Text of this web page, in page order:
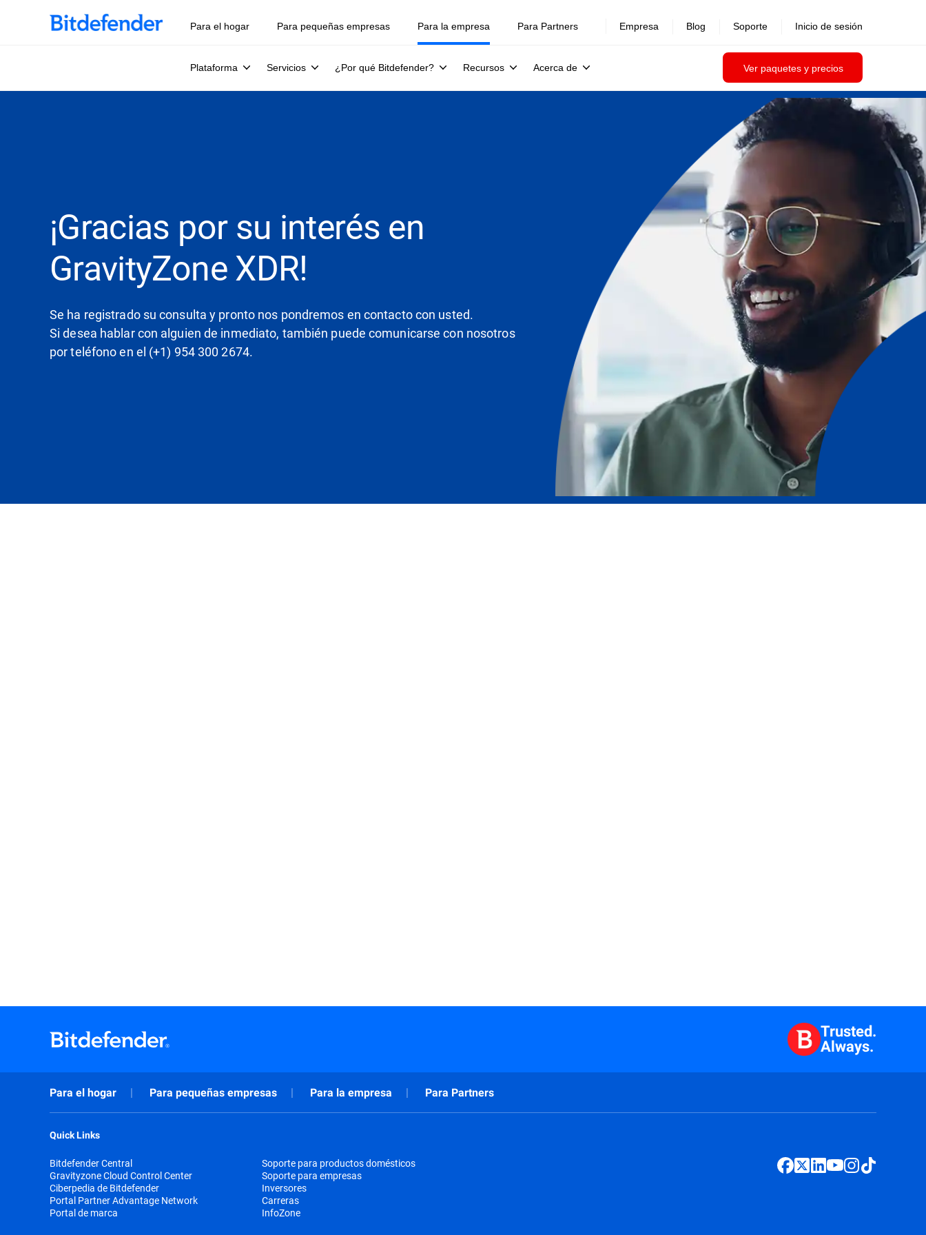
Para el hogar Para pequeñas empresas Para la empresa
Plataforma Servicios ¿Por qué Bitdefender? Recursos Acerca de Ver paquetes y precios
Para Partners Empresa Blog Soporte Inicio de sesión
¡Gracias por su interés en
GravityZone XDR!
Se ha registrado su consulta y pronto nos pondremos en contacto con usted.
Si desea hablar con alguien de inmediato, también puede comunicarse con nosotros
por teléfono en el (+1) 954 300 2674.
Trusted.
Always.
Para el hogar Para pequeñas empresas Para la empresa Para Partners
Quick Links
Bitdefender Central
Gravityzone Cloud Control Center
Ciberpedia de Bitdefender
Portal Partner Advantage Network
Portal de marca
Soporte para productos domésticos
Soporte para empresas
Inversores
Carreras
InfoZone